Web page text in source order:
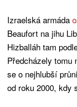
Izraelská armáda
Beaufort na jihu
Hizballáh tam
Předcházely tomu
se o nejhlubší
od roku 2000, kdy